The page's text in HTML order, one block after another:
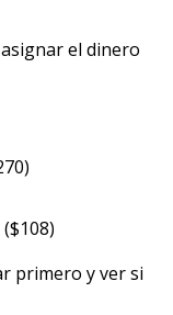
el dinero
primero y ver si